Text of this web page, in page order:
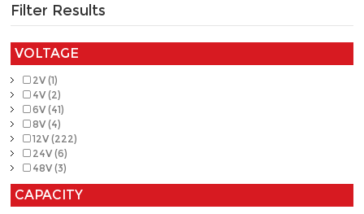
Filter Results
VOLTAGE
2V (1)
4V (2)
6V (41)
8V (4)
12V (222)
24V (6)
48V (3)
CAPACITY